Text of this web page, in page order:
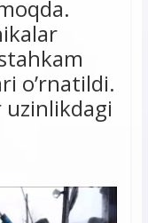
o’rnatildi.